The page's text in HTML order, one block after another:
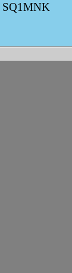
SQ1MNK